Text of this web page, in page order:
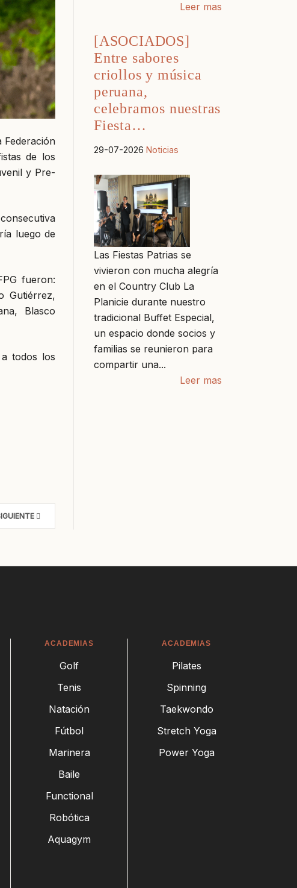
de los
y Pre-
luego de
fueron:
Gutiérrez,
Blasco
todos los
Leer mas
[ASOCIADOS]
Entre sabores
criollos y música
peruana,
celebramos nuestras
Fiesta…
29-07-2026 Noticias
Las Fiestas Patrias se
vivieron con mucha alegría
en el Country Club La
Planicie durante nuestro
tradicional Buffet Especial,
un espacio donde socios y
familias se reunieron para
compartir una...
Leer mas
ACADEMIAS
Golf
Tenis
Natación
Fútbol
Marinera
Baile
Functional
Robótica
Aquagym
ACADEMIAS
Pilates
Spinning
Taekwondo
Stretch Yoga
Power Yoga